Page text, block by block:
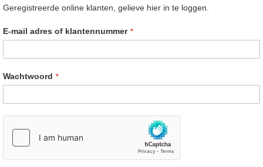
Geregistreerde online klanten, gelieve hier in te loggen.
E-mail adres of klantennummer
Wachtwoord